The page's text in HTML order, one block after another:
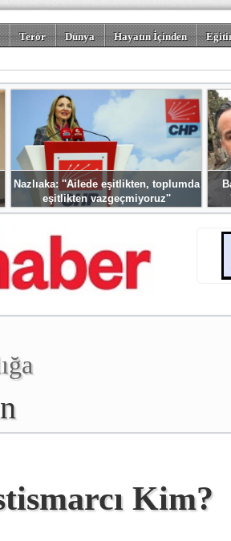
Terör Dünya Hayatın İçinden
Nazlıaka: ''Ailede eşitlikten, toplumda
eşitlikten vazgeçmiyoruz''
Kim?